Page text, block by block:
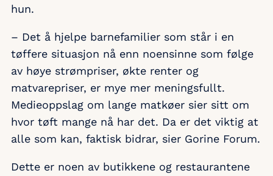
hun.
– Det å hjelpe barnefamilier som står i en
tøffere situasjon nå enn noensinne som følge
av høye strømpriser, økte renter og
matvarepriser, er mye mer meningsfullt.
Medieoppslag om lange matkøer sier sitt om
hvor tøft mange nå har det. Da er det viktig at
alle som kan, faktisk bidrar, sier Gorine Forum.
Dette er noen av butikkene og restaurantene